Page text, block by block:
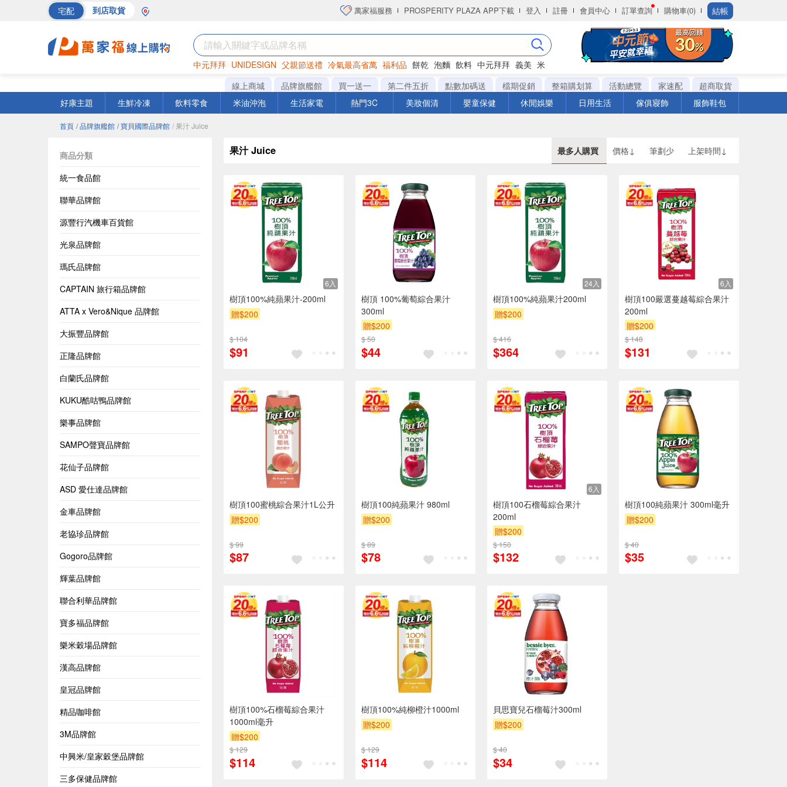
宅配 到店取貨 萬家福服務 PROSPERITY PLAZA APP下載 登入 註冊 會員中心 訂單查詢 購物車(0) 結帳
中元拜拜 UNIDESIGN 父親節送禮 冷氣最高省萬 福利品 餅乾 泡麵 飲料 中元拜拜 義美 米
巧克力 罐頭 衛生紙
線上商城 品牌旗艦館 買一送一 第二件五折 點數加碼送 檔期促銷 整箱購划算 活動總覽 家速配
超商取貨
好康主題
生鮮冷凍 飲料零食 米油沖泡 生活家電 熱門3C 美妝個清 嬰童保健 休閒娛樂 日用生活 傢俱寢飾 服飾鞋包
首頁 / 品牌旗艦館 / 寶貝國際品牌館 / 果汁 Juice
商品分類
統一食品館
聯華品牌館
源豐行汽機車百貨館
光泉品牌館
瑪氏品牌館
CAPTAIN 旅行箱品牌館
ATTA x Vero&Nique 品牌館
大振豐品牌館
正隆品牌館
白蘭氏品牌館
KUKU酷咕鴨品牌館
樂事品牌館
SAMPO聲寶品牌館
花仙子品牌館
ASD 愛仕達品牌館
金車品牌館
老協珍品牌館
Gogoro品牌館
輝葉品牌館
聯合利華品牌館
寶多福品牌館
樂米穀場品牌館
漢高品牌館
皇冠品牌館
精品咖啡館
3M品牌館
中興米/皇家穀堡品牌館
三多保健品牌館
果汁 Juice 最多人購買 價格↓ 筆劃少 上架時間↓
6入
樹頂100%純蘋果汁-200ml
贈$200
$ 104
$91
樹頂 100%葡萄綜合果汁
300ml
贈$200
$ 50
$44
24入
樹頂100%純蘋果汁200ml
贈$200
$ 416
$364
6入
樹頂100嚴選蔓越莓綜合果汁
200ml
贈$200
$ 148
$131
樹頂100蜜桃綜合果汁1L公升
贈$200
$ 99
$87
樹頂100純蘋果汁 980ml
贈$200
$ 89
$78
6入
樹頂100石榴莓綜合果汁
200ml
贈$200
$ 150
$132
樹頂100純蘋果汁 300ml毫升
贈$200
$ 40
$35
樹頂100%石榴莓綜合果汁
1000ml毫升
贈$200
$ 129
$114
樹頂100%純柳橙汁1000ml
贈$200
$ 129
$114
貝思寶兒石榴莓汁300ml
贈$200
$ 40
$34